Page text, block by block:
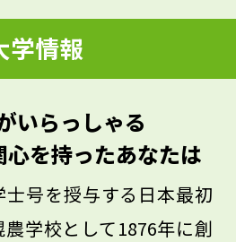
学にはそんなワクワクす
待っています。
学情報
いらっしゃる
を持ったあなたは
号を授与する日本最初
学校として1876年に創